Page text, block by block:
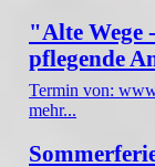
"Alte Wege
pflegende
Termin von:
mehr...